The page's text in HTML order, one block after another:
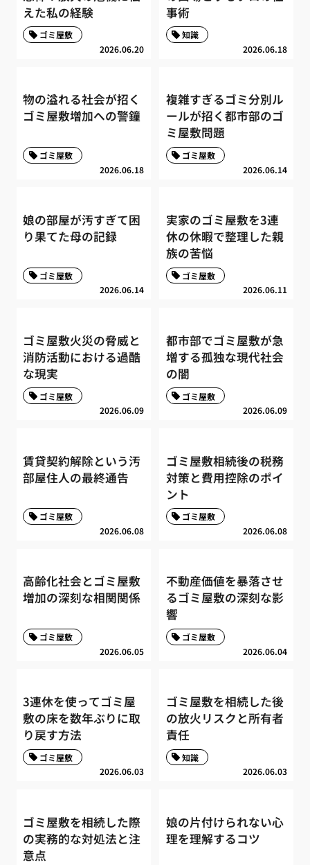
えた私の経験
2026.06.20
ゴミ屋敷
事術
2026.06.18
知識
物の溢れる社会が招く
ゴミ屋敷増加への警鐘
2026.06.18
ゴミ屋敷
複雑すぎるゴミ分別ル
ールが招く都市部のゴ
ミ屋敷問題
2026.06.14
ゴミ屋敷
娘の部屋が汚すぎて困
り果てた母の記録
2026.06.14
ゴミ屋敷
実家のゴミ屋敷を3連
休の休暇で整理した親
族の苦悩
2026.06.11
ゴミ屋敷
ゴミ屋敷火災の脅威と
消防活動における過酷
な現実
2026.06.09
ゴミ屋敷
都市部でゴミ屋敷が急
増する孤独な現代社会
の闇
2026.06.09
ゴミ屋敷
賃貸契約解除という汚
部屋住人の最終通告
2026.06.08
ゴミ屋敷
ゴミ屋敷相続後の税務
対策と費用控除のポイ
ント
2026.06.08
ゴミ屋敷
高齢化社会とゴミ屋敷
増加の深刻な相関関係
2026.06.05
ゴミ屋敷
不動産価値を暴落させ
るゴミ屋敷の深刻な影
響
2026.06.04
ゴミ屋敷
3連休を使ってゴミ屋
敷の床を数年ぶりに取
り戻す方法
2026.06.03
ゴミ屋敷
ゴミ屋敷を相続した後
の放火リスクと所有者
責任
2026.06.03
知識
ゴミ屋敷を相続した際
の実務的な対処法と注
意点
娘の片付けられない心
理を理解するコツ